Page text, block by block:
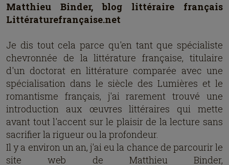
Matthieu Binder, blog littéraire français
Littératurefrançaise.net
Je dis tout cela parce qu'en tant que spécialiste
chevronnée de la littérature française, titulaire
d'un doctorat en littérature comparée avec une
spécialisation dans le siècle des Lumières et le
romantisme français, j'ai rarement trouvé une
introduction aux œuvres littéraires qui mette
avant tout l'accent sur le plaisir de la lecture sans
sacrifier la rigueur ou la profondeur.
Il y a environ un an, j'ai eu la chance de parcourir le
site web de Matthieu Binder,